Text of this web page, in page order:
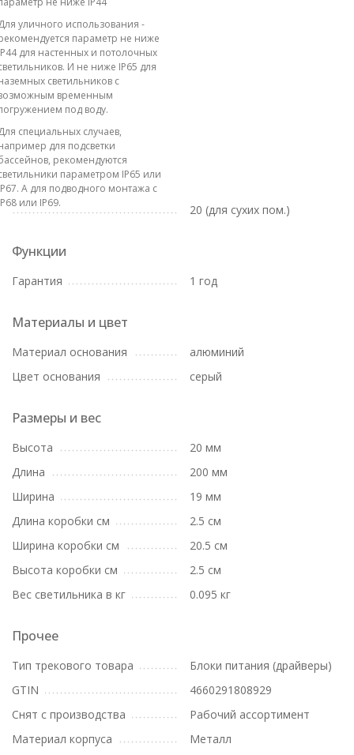
уличного использования -
параметр не ниже
для настенных и потолочных
И не ниже IP65 для
светильников с
временным
под воду.
специальных случаев,
для подсветки
рекомендуются
параметром IP65 или
А для подводного монтажа с
или IP69.
20 (для сухих пом.)
Функции
Гарантия 1 год
Материалы и цвет
Материал основания
алюминий
Цвет основания
серый
Размеры и вес
Высота
20 мм
Длина
200 мм
Ширина
19 мм
Длина коробки см
2.5 см
Ширина коробки см
20.5 см
Высота коробки см
2.5 см
Вес светильника в кг
0.095 кг
Прочее
Тип трекового товара
Блоки питания (драйверы)
GTIN
4660291808929
Снят с производства
Рабочий ассортимент
Материал корпуса
Металл